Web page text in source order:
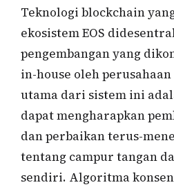
Teknologi blockchain
ekosistem EOS
pengembangan yang
in-house oleh
utama dari sistem ini
dapat mengharapkan
dan perbaikan terus-
tentang campur tangan
sendiri. Algoritma